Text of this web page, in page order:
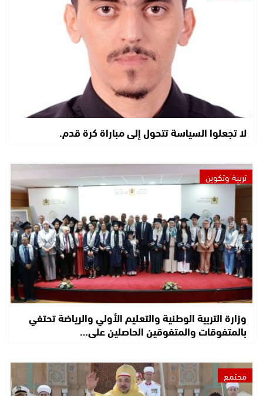
لا تجعلوا السياسة تتحول إلى مباراة كرة قدم.
تربية وتكوين
وزارة التربية الوطنية والتعليم الأولي والرياضة تحتفي
بالمتفوقات والمتفوقين الحاصلين على…
مجتمع